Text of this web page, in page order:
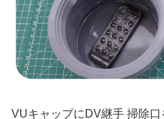
VUキャップにDV継手 掃除